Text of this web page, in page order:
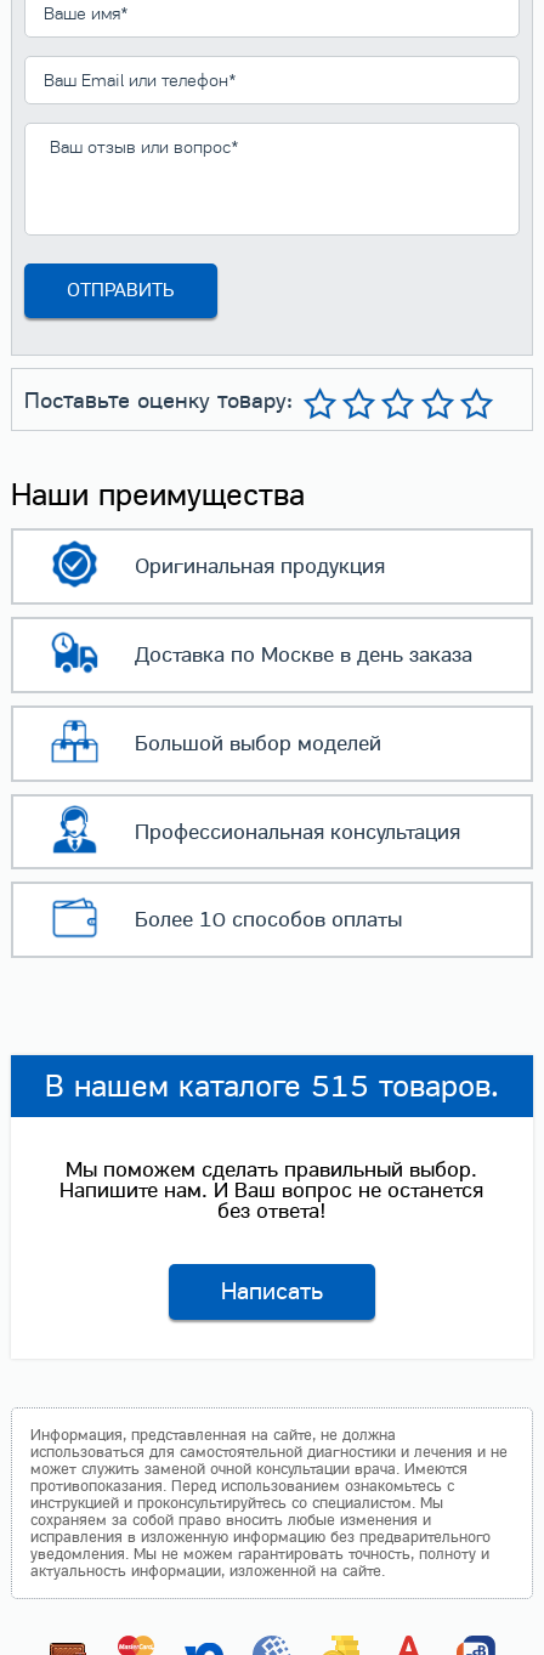
Поставьте оценку товару:
Наши преимущества
Оригинальнаяпродукция
Доставка по Москвев день заказа
Большой выбор моделей
Профессиональнаяконсультация
Более 10 способовоплаты
В нашем каталоге 515 товаров.
Мы поможем сделать правильный выбор.
Напишите нам. И Ваш вопрос не останется
без ответа!
Написать
Информация, представленная на сайте, не должна
использоваться для самостоятельной диагностики и лечения и не
может служить заменой очной консультации врача. Имеются
противопоказания. Перед использованием ознакомьтесь с
инструкцией и проконсультируйтесь со специалистом. Мы
сохраняем за собой право вносить любые изменения и
исправления в изложенную информацию без предварительного
уведомления. Мы не можем гарантировать точность, полноту и
актуальность информации, изложенной на сайте.